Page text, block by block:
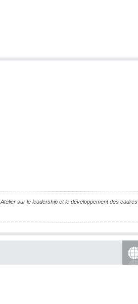
Atelier sur le leadership et le développement des cadres